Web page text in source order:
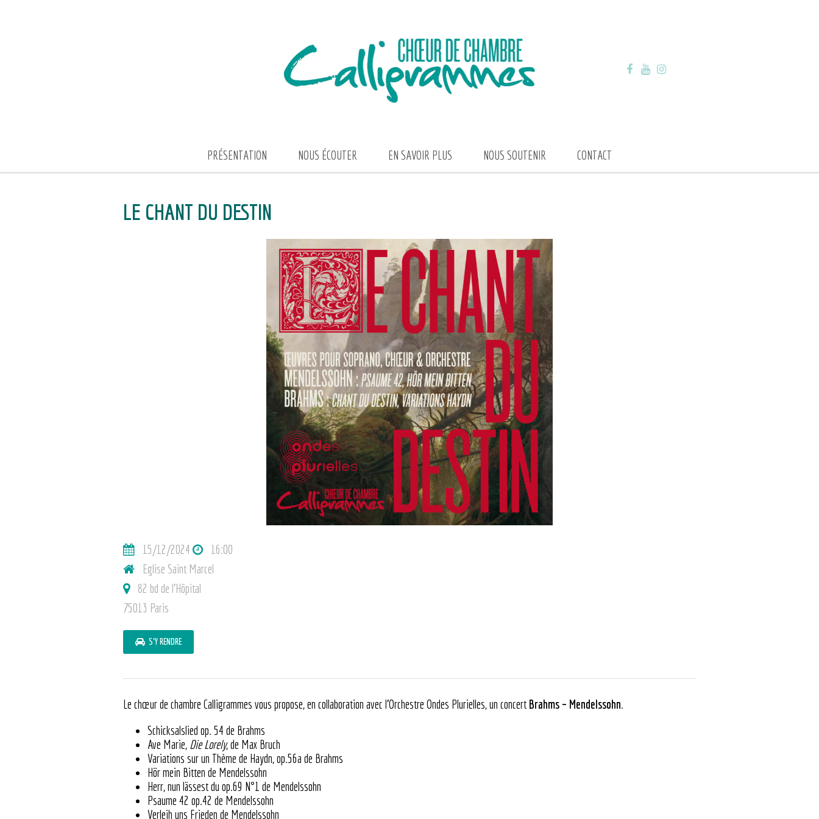
PRÉSENTATION NOUS ÉCOUTER EN SAVOIR PLUS NOUS SOUTENIR CONTACT
LE CHANT DU DESTIN
15/12/2024
16:00
Eglise Saint Marcel
82 bd de l’Hôpital
75013 Paris
S'Y RENDRE
Le chœur de chambre Calligrammes vous propose, en collaboration avec l’Orchestre Ondes Plurielles, un concert Brahms – Mendelssohn.
Schicksalslied op. 54 de Brahms
Ave Marie, Die Lorely, de Max Bruch
Variations sur un Thème de Haydn, op.56a de Brahms
Hör mein Bitten de Mendelssohn
Herr, nun lässest du op.69 N°1 de Mendelssohn
Psaume 42 op.42 de Mendelssohn
Verleih uns Frieden de Mendelssohn